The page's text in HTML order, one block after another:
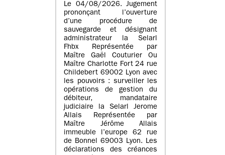
Le 04/08/2026. Jugement
prononçant l’ouverture
d’une procédure de
sauvegarde et désignant
administrateur la Selarl
Fhbx Représentée par
Maître Gaël Couturier Ou
Maître Charlotte Fort 24 rue
Childebert 69002 Lyon avec
les pouvoirs : surveiller les
opérations de gestion du
débiteur, mandataire
judiciaire la Selarl Jerome
Allais Représentée par
Maître Jérôme Allais
immeuble l’europe 62 rue
de Bonnel 69003 Lyon. Les
déclarations des créances